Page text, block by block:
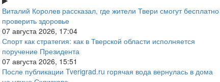
Виталий Королев рассказал, где жители Твери смогут бесплатно
проверить здоровье
07 августа 2026, 17:04
Спорт как стратегия: как в Тверской области исполняется
поручение Президента
07 августа 2026, 15:51
После публикации Tverigrad.ru горячая вода вернулась в дома